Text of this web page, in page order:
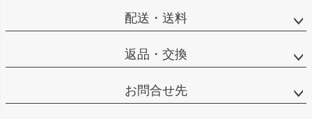
配送・送料
返品・交換
お問合せ先